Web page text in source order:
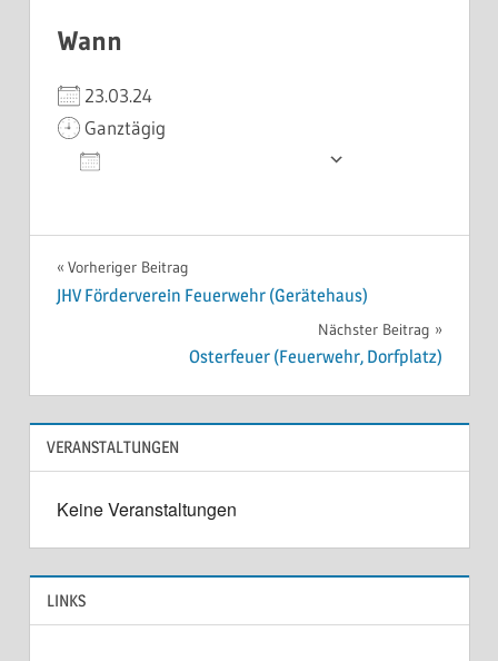
Wann
23.03.24
Ganztägig
Beitragsnavigation
Vorheriger Beitrag
JHV Förderverein Feuerwehr (Gerätehaus)
Nächster Beitrag
Osterfeuer (Feuerwehr, Dorfplatz)
VERANSTALTUNGEN
Keine Veranstaltungen
LINKS